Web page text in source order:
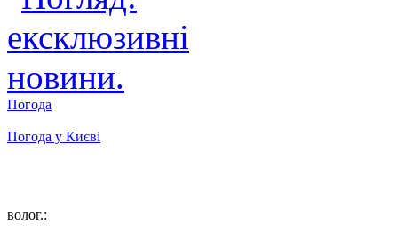
Погода
Погода у Києві
волог.: